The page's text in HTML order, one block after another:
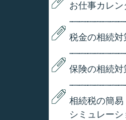
お仕事カレン
税金の相続対
保険の相続対
相続税の簡易
シミュレーシ